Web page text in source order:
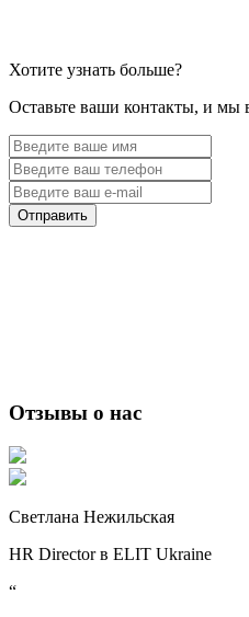
Хотите узнать больше?
Оставьте ваши контакты, и мы
Отзывы о нас
Светлана Нежильская
HR Director в ELIT Ukraine
“